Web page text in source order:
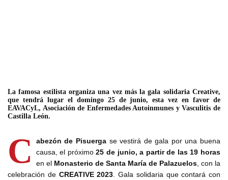
La famosa estilista organiza una vez más la gala solidaria Creative,
que tendrá lugar el domingo 25 de junio, esta vez en favor de
EAVACyL, Asociación de Enfermedades Autoinmunes y Vasculitis de
Castilla León.
C abezón de Pisuerga se vestirá de gala por una buena
causa, el próximo25 de junio, a partir de las 19 horas
en elMonasterio de Santa María de Palazuelos, con la
celebración de CREATIVE 2023 . Gala solidaria que contará con